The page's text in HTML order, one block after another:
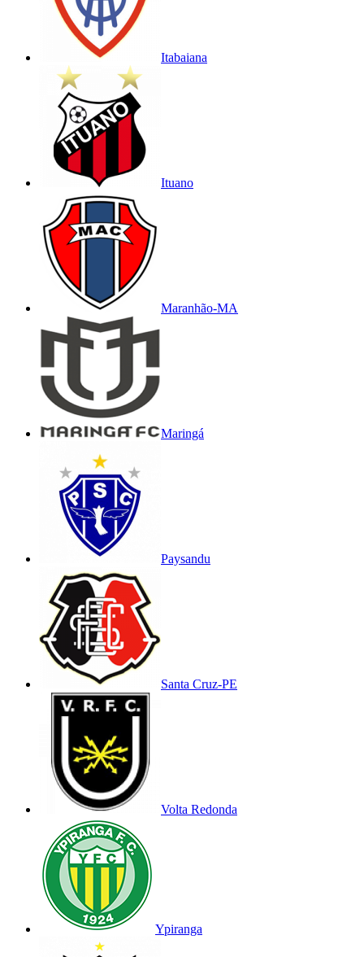
Itabaiana
Ituano
Maranhão-MA
Maringá
Paysandu
Santa Cruz-PE
Volta Redonda
Ypiranga